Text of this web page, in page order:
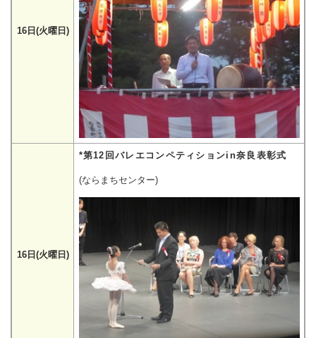
16日(火曜日)
16日(火曜日)
*第12回バレエコンペティションin奈良表彰式
(ならまちセンター)